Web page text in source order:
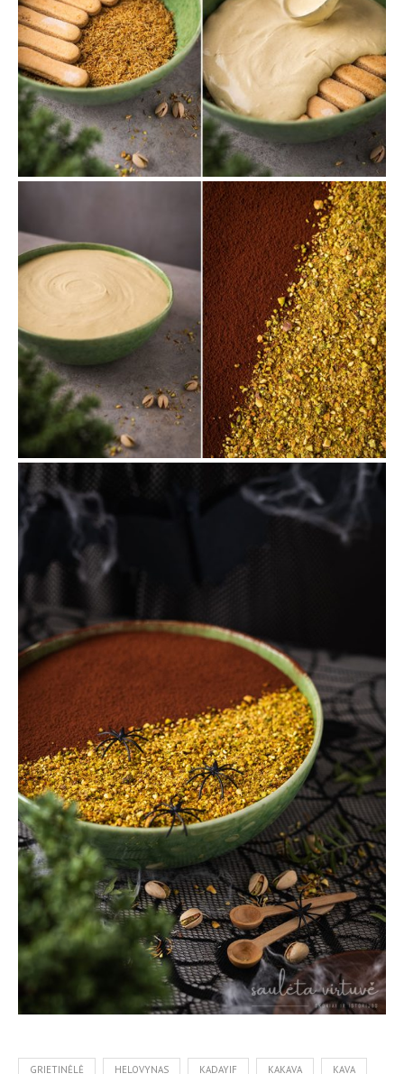
GRIETINĖLĖ HELOVYNAS KADAYIF KAKAVA KAVA